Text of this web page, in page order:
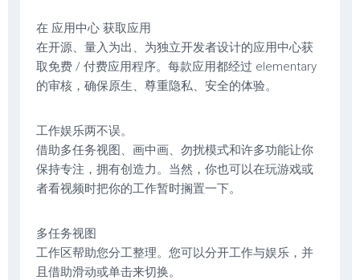
在 应用中心 获取应用
在开源、量入为出、为独立开发者设计的应用中心获
取免费 / 付费应用程序。每款应用都经过 elementary
的审核，确保原生、尊重隐私、安全的体验。
工作娱乐两不误。
借助多任务视图、画中画、勿扰模式和许多功能让你
保持专注，拥有创造力。当然，你也可以在玩游戏或
者看视频时把你的工作暂时搁置一下。
多任务视图
工作区帮助您分工整理。您可以分开工作与娱乐，并
且借助滑动或单击来切换。